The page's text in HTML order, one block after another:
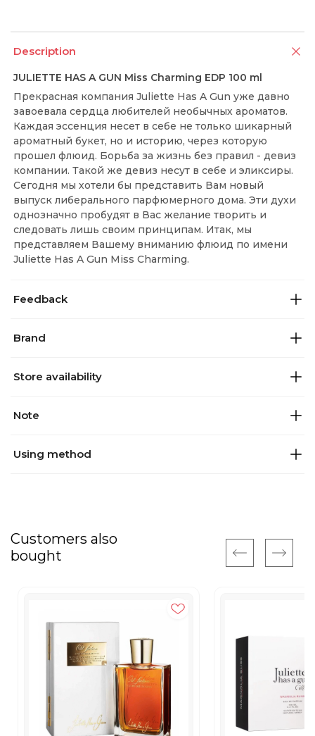
Description
JULIETTE HAS A GUN Miss Charming EDP 100 ml
Прекрасная компания Juliette Has A Gun уже давно
завоевала сердца любителей необычных ароматов.
Каждая эссенция несет в себе не только шикарный
ароматный букет, но и историю, через которую
прошел флюид. Борьба за жизнь без правил - девиз
компании. Такой же девиз несут в себе и эликсиры.
Сегодня мы хотели бы представить Вам новый
выпуск либерального парфюмерного дома. Эти духи
однозначно пробудят в Вас желание творить и
следовать лишь своим принципам. Итак, мы
представляем Вашему вниманию флюид по имени
Juliette Has A Gun Miss Charming.
Feedback
Brand
Store availability
Note
Using method
Customers also
bought